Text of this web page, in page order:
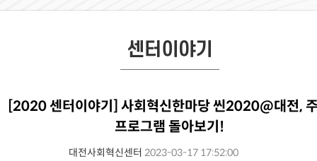
센터이야기
[2020 센터이야기] 사회혁신한마당 씬2020@대전,
프로그램 돌아보기!
대전사회혁신센터 2023-03-17 17:52:00